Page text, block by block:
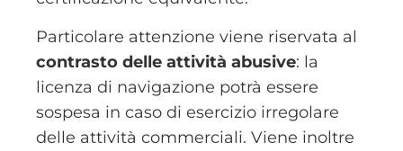
Particolare attenzione viene riservata al
contrasto delle attività abusive: la
licenza di navigazione potrà essere
sospesa in caso di esercizio irregolare
delle attività commerciali. Viene inoltre